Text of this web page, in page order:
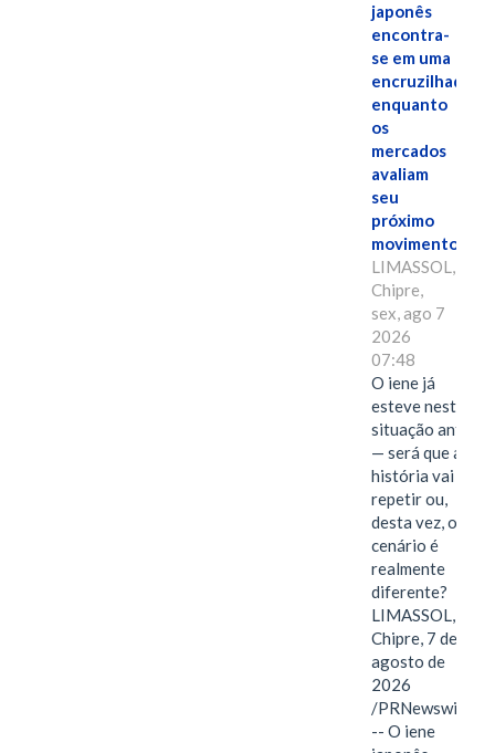
japonês
encontra-
se em uma
encruzilhada
enquanto
os
mercados
avaliam
seu
próximo
movimento.
LIMASSOL,
Chipre,
sex, ago 7
2026
07:48
O iene já
esteve nesta
situação antes
— será que a
história vai se
repetir ou,
desta vez, o
cenário é
realmente
diferente?
LIMASSOL,
Chipre, 7 de
agosto de
2026
/PRNewswire/
-- O iene